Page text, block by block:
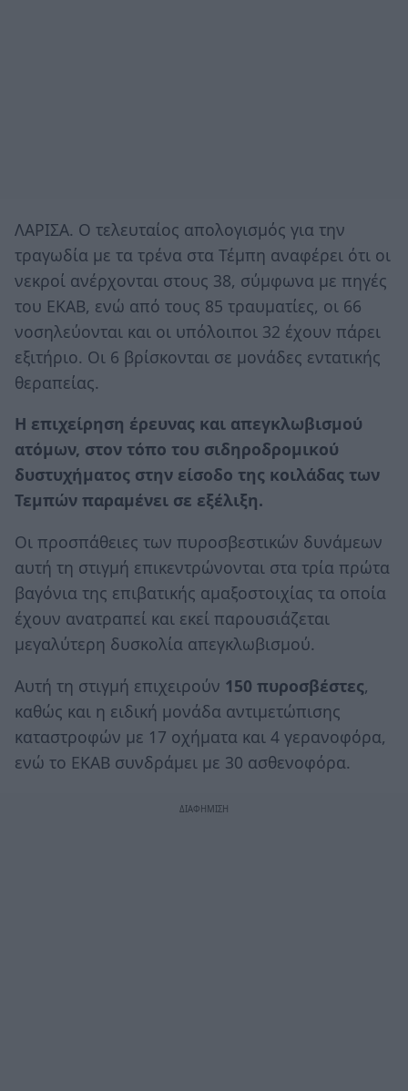
ΛΑΡΙΣΑ. Ο τελευταίος απολογισμός για την
τραγωδία με τα τρένα στα Τέμπη αναφέρει ότι οι
νεκροί ανέρχονται στους 38, σύμφωνα με πηγές
του ΕΚΑΒ, ενώ από τους 85 τραυματίες, οι 66
νοσηλεύονται και οι υπόλοιποι 32 έχουν πάρει
εξιτήριο. Οι 6 βρίσκονται σε μονάδες εντατικής
θεραπείας.
Η επιχείρηση έρευνας και απεγκλωβισμού
ατόμων, στον τόπο του σιδηροδρομικού
δυστυχήματος στην είσοδο της κοιλάδας των
Τεμπών παραμένει σε εξέλιξη.
Οι προσπάθειες των πυροσβεστικών δυνάμεων
αυτή τη στιγμή επικεντρώνονται στα τρία πρώτα
βαγόνια της επιβατικής αμαξοστοιχίας τα οποία
έχουν ανατραπεί και εκεί παρουσιάζεται
μεγαλύτερη δυσκολία απεγκλωβισμού.
Αυτή τη στιγμή επιχειρούν 150 πυροσβέστες,
καθώς και η ειδική μονάδα αντιμετώπισης
καταστροφών με 17 οχήματα και 4 γερανοφόρα,
ενώ το ΕΚΑΒ συνδράμει με 30 ασθενοφόρα.